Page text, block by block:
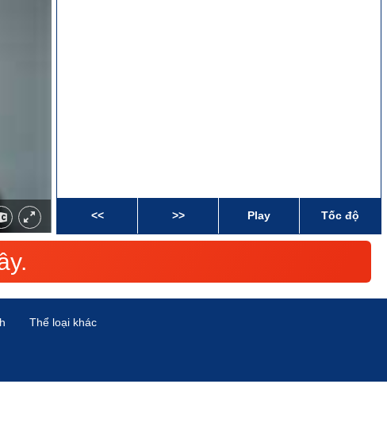
<< >> Play Tốc độ
Thể loại khác